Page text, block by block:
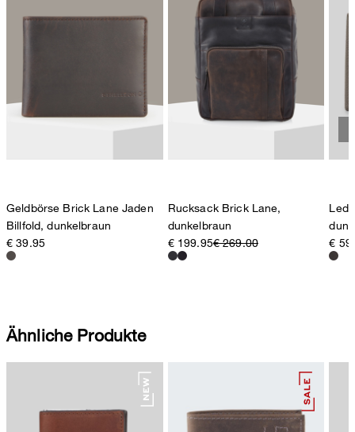
Geldbörse Brick Lane Jaden
Billfold, dunkelbraun
€ 39.95
Rucksack Brick Lane,
dunkelbraun
€ 199.95€ 269.00
€
Ähnliche Produkte